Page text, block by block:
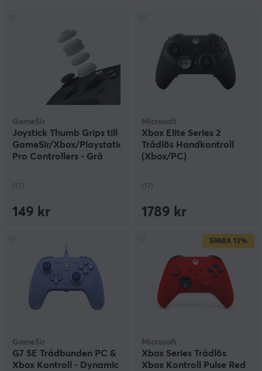
GameSir
Joystick Thumb Grips till
GameSir/Xbox/Playstation/Switch
Pro Controllers - Grå
(17)
149 kr
Microsoft
Xbox Elite Series 2
Trådlös Handkontroll
(Xbox/PC)
(17)
1789 kr
GameSir
G7 SE Trådbunden PC &
Xbox Kontroll - Dynamic
SPARA 13%
Microsoft
Xbox Series Trådlös
Xbox Kontroll Pulse Red